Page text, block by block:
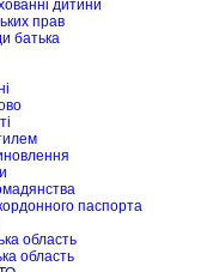
дитини
прав
батька
паспорта
область
область